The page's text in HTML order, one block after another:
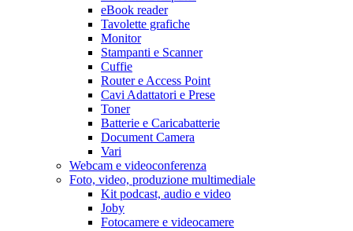
eBook reader
Tavolette grafiche
Monitor
Stampanti e Scanner
Cuffie
Router e Access Point
Cavi Adattatori e Prese
Toner
Batterie e Caricabatterie
Document Camera
Vari
Webcam e videoconferenza
Foto, video, produzione multimediale
Kit podcast, audio e video
Joby
Fotocamere e videocamere